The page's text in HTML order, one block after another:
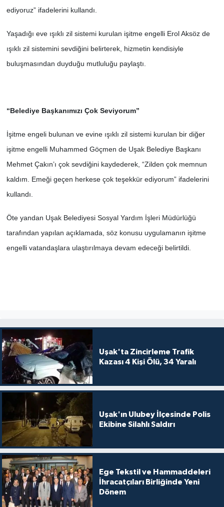
ediyoruz” ifadelerini kullandı.
Yaşadığı eve ışıklı zil sistemi kurulan işitme engelli Erol Aksöz de
ışıklı zil sistemini sevdiğini belirterek, hizmetin kendisiyle
buluşmasından duyduğu mutluluğu paylaştı.
“Belediye Başkanımızı Çok Seviyorum”
İşitme engeli bulunan ve evine ışıklı zil sistemi kurulan bir diğer
işitme engelli Muhammed Göçmen de Uşak Belediye Başkanı
Mehmet Çakın’ı çok sevdiğini kaydederek, “Zilden çok memnun
kaldım. Emeği geçen herkese çok teşekkür ediyorum” ifadelerini
kullandı.
Öte yandan Uşak Belediyesi Sosyal Yardım İşleri Müdürlüğü
tarafından yapılan açıklamada, söz konusu uygulamanın işitme
engelli vatandaşlara ulaştırılmaya devam edeceği belirtildi.
Uşak'ta Zincirleme Trafik
Kazası 4 Kişi Ölü, 34 Yaralı
Uşak'ın Ulubey İlçesinde Polis
Ekibine Silahlı Saldırı
Ege Tekstil ve Hammaddeleri
İhracatçıları Birliğinde Yeni
Dönem